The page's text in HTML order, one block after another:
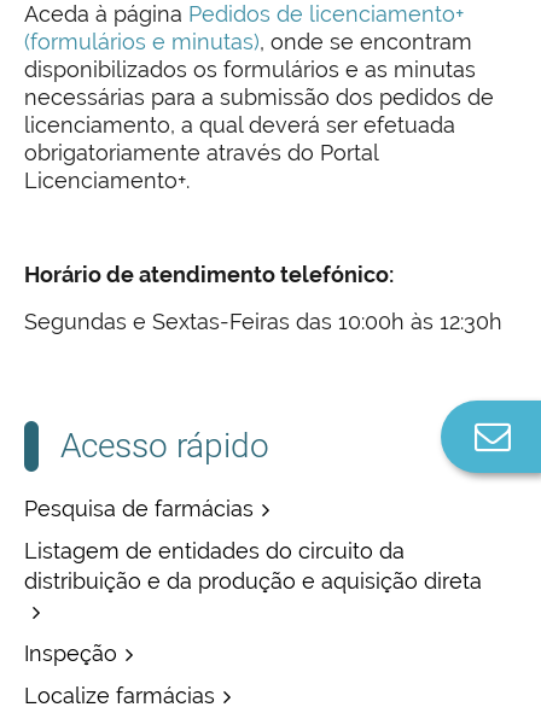
Aceda à página Pedidos de licenciamento+
(formulários e minutas), onde se encontram
disponibilizados os formulários e as minutas
necessárias para a submissão dos pedidos de
licenciamento, a qual deverá ser efetuada
obrigatoriamente através do Portal
Licenciamento+.
Horário de atendimento telefónico:
Segundas e Sextas-Feiras das 10:00h às 12:30h
Acesso rápido
Pesquisa de farmácias
Listagem de entidades do circuito da
distribuição e da produção e aquisição direta
Inspeção
Localize farmácias